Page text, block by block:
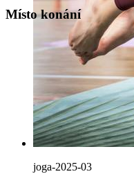
joga-2025-03
Místo konání